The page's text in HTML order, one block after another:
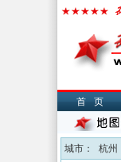
首页
城市： 杭州